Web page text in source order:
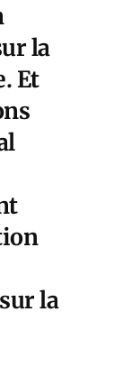
la
Et
la